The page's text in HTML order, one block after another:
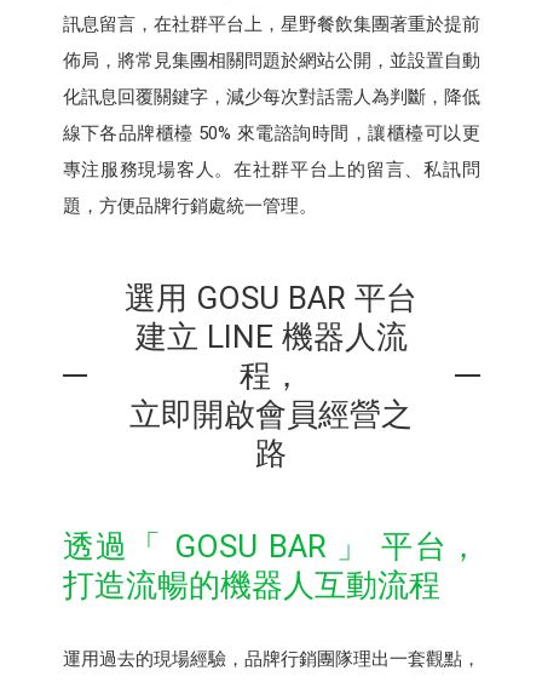
訊息留言，在社群平台上，星野餐飲集團著重於提前
佈局，將常見集團相關問題於網站公開，並設置自動
化訊息回覆關鍵字，減少每次對話需人為判斷，降低
線下各品牌櫃檯 50% 來電諮詢時間，讓櫃檯可以更
專注服務現場客人。在社群平台上的留言、私訊問
題，方便品牌行銷處統一管理。
選用 GOSU BAR 平台
建立 LINE 機器人流
程，
立即開啟會員經營之
路
透過「 GOSU BAR 」 平台，
打造流暢的機器人互動流程
運用過去的現場經驗，品牌行銷團隊理出一套觀點，